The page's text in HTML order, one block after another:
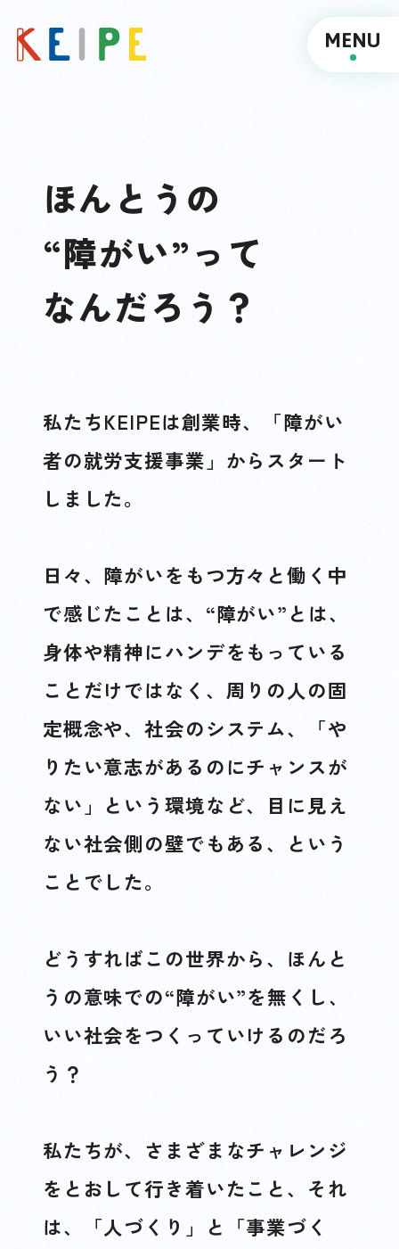
MENU
ほんとうの
“障がい”って
なんだろう？
私たちKEIPEは創業時、「障がい
者の就労支援事業」からスタート
しました。
日々、障がいをもつ方々と働く中
で感じたことは、“障がい”とは、
身体や精神にハンデをもっている
ことだけではなく、周りの人の固
定概念や、社会のシステム、「や
りたい意志があるのにチャンスが
ない」という環境など、目に見え
ない社会側の壁でもある、という
ことでした。
どうすればこの世界から、ほんと
うの意味での“障がい”を無くし、
いい社会をつくっていけるのだろ
う？
私たちが、さまざまなチャレンジ
をとおして行き着いたこと、それ
は、「人づくり」と「事業づく